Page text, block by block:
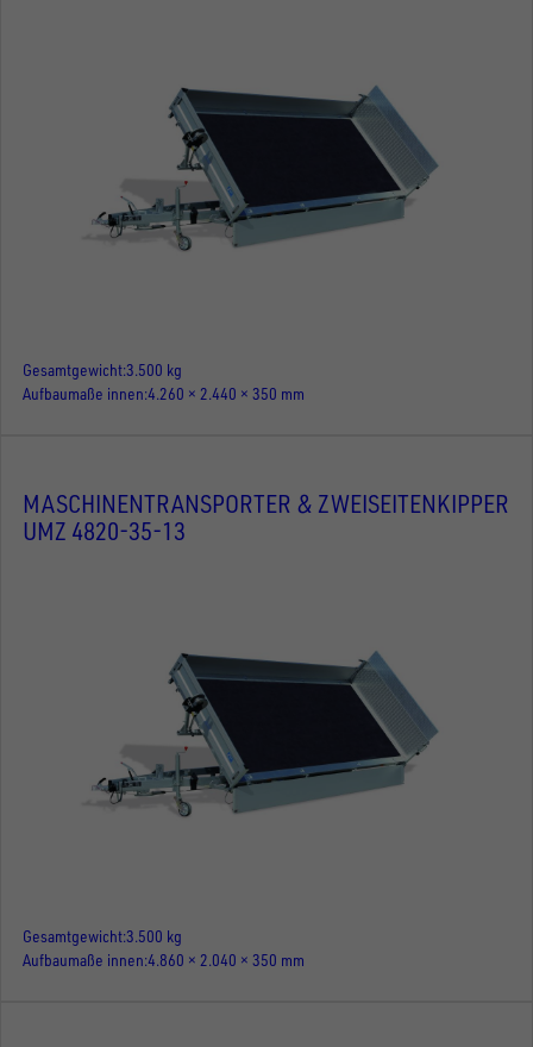
Gesamtgewicht3.500 kg
Aufbaumaße innen 4.260 × 2.440 × 350 mm
MASCHINENTRANSPORTER & ZWEISEITENKIPPER
UMZ 4820-35-13
Gesamtgewicht3.500 kg
Aufbaumaße innen 4.860 × 2.040 × 350 mm